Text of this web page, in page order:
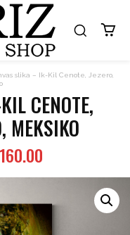
slika – Ik-Kil Cenote, Jezero,
CENOTE,
MEKSIKO
160.00Price
range:
KM50.00
through
KM160.00